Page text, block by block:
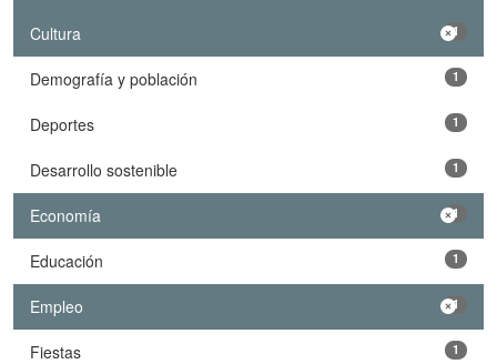
Cultura 1
Demografía y población 1
Deportes 1
Desarrollo sostenible 1
Economía 1
Educación 1
Empleo 1
Fiestas 1